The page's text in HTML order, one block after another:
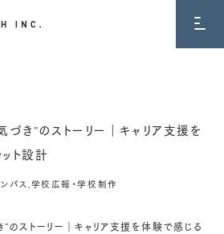
づき”のストーリー｜キャリア支援を
ト設計
パス ,学校広報・学校制作
のストーリー｜キャリア支援を体験で感じる